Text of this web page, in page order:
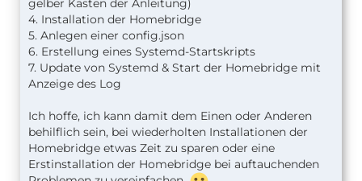
4. Installation der Homebridge
5. Anlegen einer config.json
6. Erstellung eines Systemd-Startskripts
7. Update von Systemd & Start der Homebridge mit
Anzeige des Log
Ich hoffe, ich kann damit dem Einen oder Anderen
behilflich sein, bei wiederholten Installationen der
Homebridge etwas Zeit zu sparen oder eine
Erstinstallation der Homebridge bei auftauchenden